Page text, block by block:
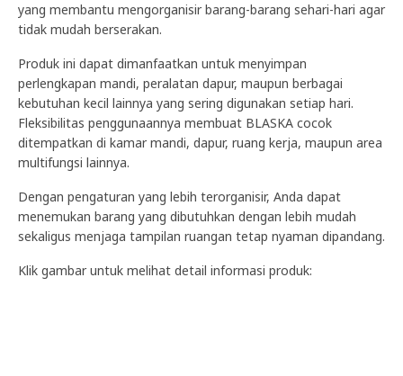
yang membantu mengorganisir barang-barang sehari-hari agar
tidak mudah berserakan.
Produk ini dapat dimanfaatkan untuk menyimpan
perlengkapan mandi, peralatan dapur, maupun berbagai
kebutuhan kecil lainnya yang sering digunakan setiap hari.
Fleksibilitas penggunaannya membuat BLASKA cocok
ditempatkan di kamar mandi, dapur, ruang kerja, maupun area
multifungsi lainnya.
Dengan pengaturan yang lebih terorganisir, Anda dapat
menemukan barang yang dibutuhkan dengan lebih mudah
sekaligus menjaga tampilan ruangan tetap nyaman dipandang.
Klik gambar untuk melihat detail informasi produk: